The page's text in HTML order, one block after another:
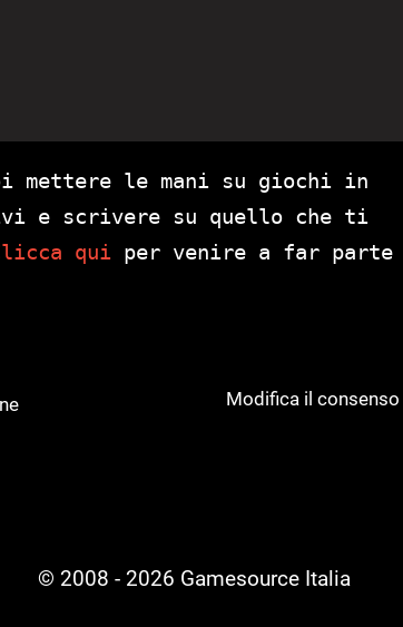
mettere le mani su giochi in
e scrivere su quello che ti
qui per venire a far parte
Modifica il consenso
© 2008 - 2026 Gamesource Italia